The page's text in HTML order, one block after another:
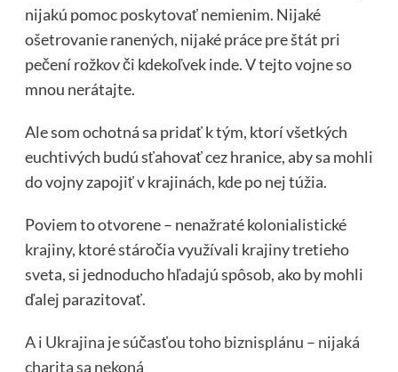
nijakú pomoc poskytovať nemienim. Nijaké
ošetrovanie ranených, nijaké práce pre štát pri
pečení rožkov či kdekoľvek inde. V tejto vojne so
mnou nerátajte.
Ale som ochotná sa pridať k tým, ktorí všetkých
euchtivých budú sťahovať cez hranice, aby sa mohli
do vojny zapojiť v krajinách, kde po nej túžia.
Poviem to otvorene – nenažraté kolonialistické
krajiny, ktoré stáročia využívali krajiny tretieho
sveta, si jednoducho hľadajú spôsob, ako by mohli
ďalej parazitovať.
A i Ukrajina je súčasťou toho biznisplánu – nijaká
charita sa nekoná